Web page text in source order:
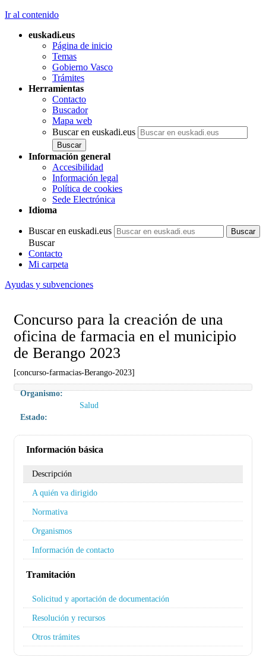
Ir al contenido
euskadi.eus
Página de inicio
Temas
Gobierno Vasco
Trámites
Herramientas
Contacto
Buscador
Mapa web
Buscar en euskadi.eus
Información general
Accesibilidad
Información legal
Política de cookies
Sede Electrónica
Idioma
Buscar en euskadi.eus
Buscar
Contacto
Mi carpeta
Ayudas y subvenciones
Concurso para la creación de una
oficina de farmacia en el municipio
de Berango 2023
[concurso-farmacias-Berango-2023]
Organismo:
Salud
Estado:
Información básica
Descripción
A quién va dirigido
Normativa
Organismos
Información de contacto
Tramitación
Solicitud y aportación de documentación
Resolución y recursos
Otros trámites